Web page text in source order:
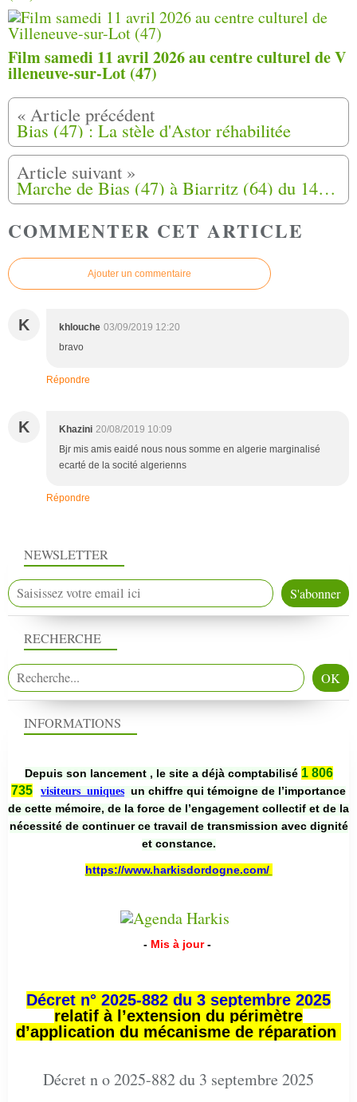
Film samedi 11 avril 2026 au centre culturel de V
illeneuve-sur-Lot (47)
Bias (47) : La stèle d'Astor réhabilitée
Marche de Bias (47) à Biarritz (64) du 14 Août au 24 Août 2019
COMMENTER CET ARTICLE
Ajouter un commentaire
K khlouche 03/09/2019 12:20
bravo
Répondre
K Khazini 20/08/2019 10:09
Bjr mis amis eaidé nous nous somme en algerie marginalisé
ecarté de la socité algerienns
Répondre
NEWSLETTER
RECHERCHE
INFORMATIONS
Depuis son lancement , le site a déjà comptabilisé 1 806
735
visiteurs uniques un chiffre qui témoigne de l’importance
de cette mémoire, de la force de l’engagement collectif et de la
nécessité de continuer ce travail de transmission avec dignité
et constance.
https://www.harkisdordogne.com/
- Mis à jour -
Décret n° 2025-882 du 3 septembre 2025
relatif à l’extension du périmètre
d’application du mécanisme de réparation
Décret n o 2025-882 du 3 septembre 2025